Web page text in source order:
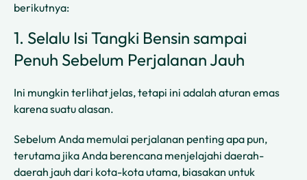
berikutnya:
1. Selalu Isi Tangki Bensin sampai
Penuh Sebelum Perjalanan Jauh
Ini mungkin terlihat jelas, tetapi ini adalah aturan emas
karena suatu alasan.
Sebelum Anda memulai perjalanan penting apa pun,
terutama jika Anda berencana menjelajahi daerah-
daerah jauh dari kota-kota utama, biasakan untuk